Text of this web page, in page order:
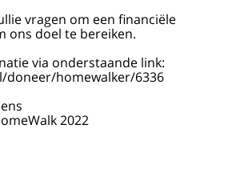
vragen om een financiële
ons doel te bereiken.
via onderstaande link:
doneer/homewalker/6336
2022